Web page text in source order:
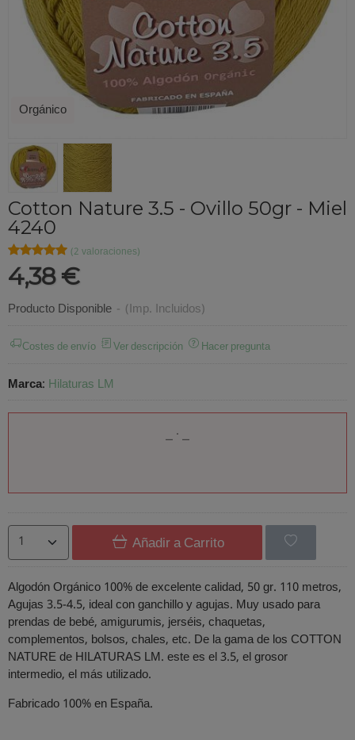
Orgánico
Cotton Nature 3.5 - Ovillo 50gr - Miel
4240
★★★★★
★★★★★ (2 valoraciones)
4,38 €
Producto Disponible - (Imp. Incluidos)
Costes de envío Ver descripción Hacer pregunta
Marca: Hilaturas LM
Añadir a Carrito
Algodón Orgánico 100% de excelente calidad, 50 gr. 110 metros,
Agujas 3.5-4.5, ideal con ganchillo y agujas. Muy usado para
prendas de bebé, amigurumis, jerséis, chaquetas,
complementos, bolsos, chales, etc. De la gama de los COTTON
NATURE de HILATURAS LM. este es el 3.5, el grosor
intermedio, el más utilizado.
Fabricado 100% en España.